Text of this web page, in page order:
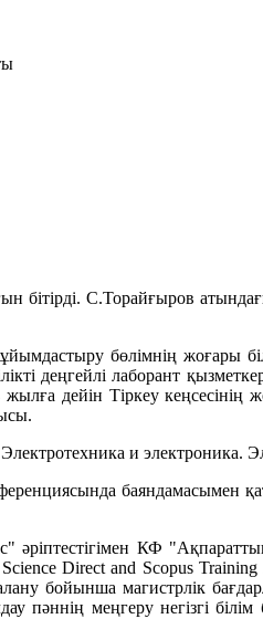
бітірді. С.Торайғыров
бөлімнің жоғары
деңгейлі лаборант
дейін Тіркеу кеңсесінің
и электроника.
әріптестігімен КФ
Direct and Scopus
бойынша магистрлік
пәннің меңгеру негізгі